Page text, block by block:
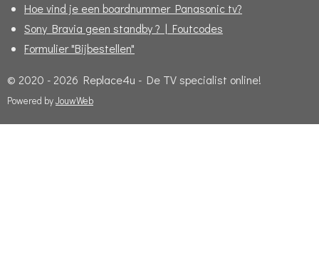
Hoe vind je een boardnummer Panasonic tv?
Sony Bravia geen standby ? | Foutcodes
Formulier "Bijbestellen"
© 2020 - 2026 Replace4u - De TV specialist online!
Powered byJouwWeb